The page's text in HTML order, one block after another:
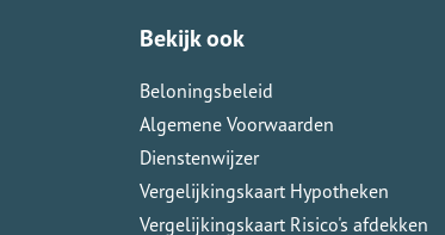
Bekijk ook
Beloningsbeleid
Algemene Voorwaarden
Dienstenwijzer
Vergelijkingskaart Hypotheken
Vergelijkingskaart Risico's afdekken